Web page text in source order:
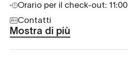
Orario per il check-out: 11:00
Contatti
Mostra di più